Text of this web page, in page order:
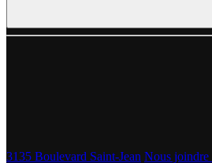
3135 Boulevard Saint-Jean Nous joindre